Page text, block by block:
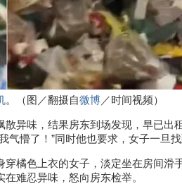
。（图／翻摄自微博／时间视频）
异味，结果房东到场发现，早已出
气懵了！”同时他也要求，女子一旦
橘色上衣的女子，淡定坐在房间滑
难忍异味，怒向房东检举。